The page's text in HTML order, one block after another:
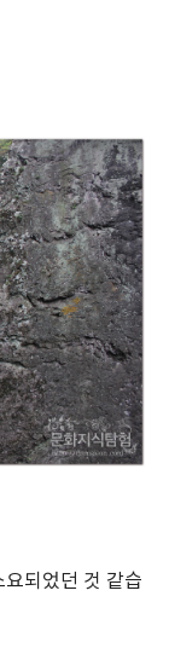
되었던 것 같습